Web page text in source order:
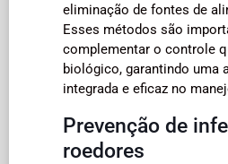
eliminação de fontes de
Esses métodos são
complementar o controle
biológico, garantindo uma
integrada e eficaz no
Prevenção de
roedores